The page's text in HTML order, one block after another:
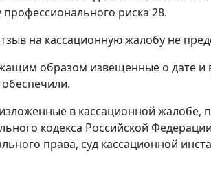
риска 28.
на кассационную жалобу не
образом извещенные о дате
обеспечили.
в кассационной жалобе,
кодекса Российской
права, суд кассационной